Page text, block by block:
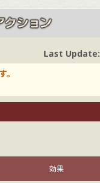
Last Update:
効果